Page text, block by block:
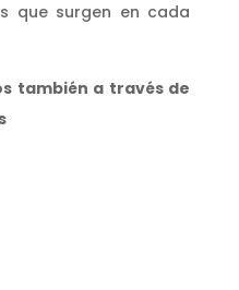
que surgen en cada
también a través de